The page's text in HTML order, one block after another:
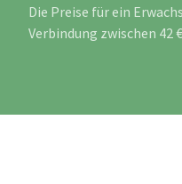
Die Preise für ein
Verbindung zwischen 42